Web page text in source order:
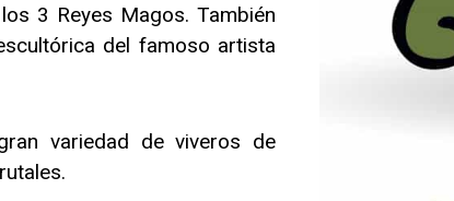
3 Reyes Magos. También
del famoso artista
variedad de viveros de